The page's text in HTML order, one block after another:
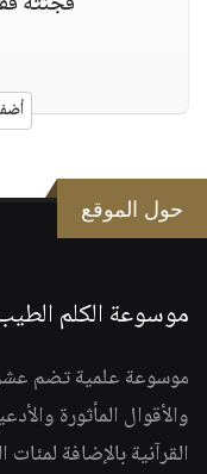
حول الموقع
موسوعة الكلم
موسوعة علمية تضم
والأقوال المأثورة
القرآنية بالإضافة